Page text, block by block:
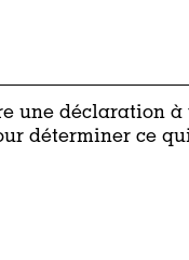
une déclaration
déterminer ce